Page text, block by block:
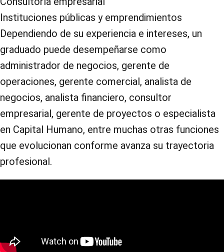
Instituciones públicas y emprendimientos
Dependiendo de su experiencia e intereses, un
graduado puede desempeñarse como
administrador de negocios, gerente de
operaciones, gerente comercial, analista de
negocios, analista financiero, consultor
empresarial, gerente de proyectos o especialista
en Capital Humano, entre muchas otras funciones
que evolucionan conforme avanza su trayectoria
profesional.